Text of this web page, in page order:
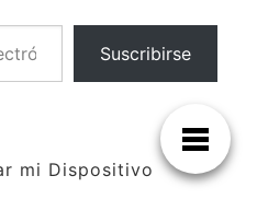
Suscribirse
mi Dispositivo